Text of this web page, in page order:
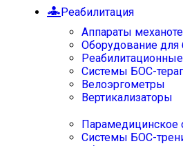
Реабилитация
Аппараты
Оборудование для
Системы БОС-
Велоэргометры
Вертикализаторы
Парамедицинское
Системы БОС-